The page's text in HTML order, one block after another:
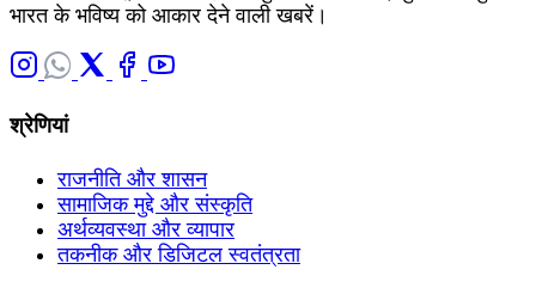
भारत के भविष्य को आकार देने वाली खबरें।
श्रेणियां
राजनीति और शासन
सामाजिक मुद्दे और संस्कृति
अर्थव्यवस्था और व्यापार
तकनीक और डिजिटल स्वतंत्रता